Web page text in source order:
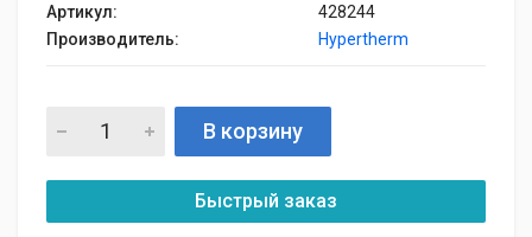
Артикул:
428244
Производитель:
Hypertherm
В корзину
Быстрый заказ